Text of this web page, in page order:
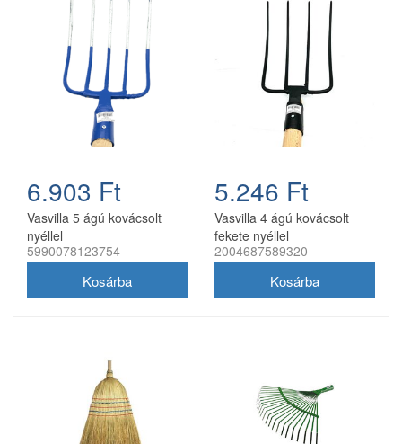
6.903 Ft
Vasvilla 5 ágú kovácsolt
nyéllel
5990078123754
5.246 Ft
Vasvilla 4 ágú kovácsolt
fekete nyéllel
2004687589320